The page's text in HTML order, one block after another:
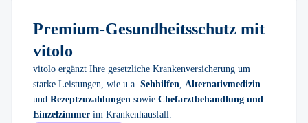
Premium-Gesundheitsschutz mit
vitolo
vitolo ergänzt Ihre gesetzliche Krankenversicherung um
starke Leistungen, wie u.a. Sehhilfen, Alternativmedizin
und Rezeptzuzahlungen sowie Chefarztbehandlung und
Einzelzimmer im Krankenhausfall.